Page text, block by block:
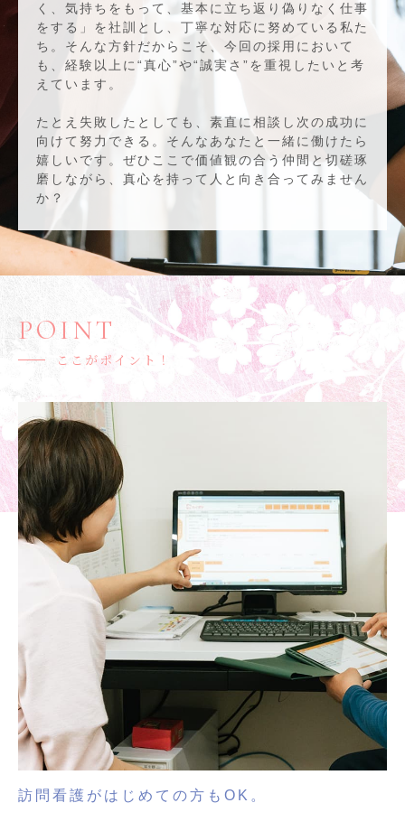
く、気持ちをもって、基本に立ち返り偽りなく仕事
をする」を社訓とし、丁寧な対応に努めている私た
ち。そんな方針だからこそ、今回の採用において
も、経験以上に“真心”や“誠実さ”を重視したいと考
えています。
たとえ失敗したとしても、素直に相談し次の成功に
向けて努力できる。そんなあなたと一緒に働けたら
嬉しいです。ぜひここで価値観の合う仲間と切磋琢
磨しながら、真心を持って人と向き合ってみません
か？
POINT
ここがポイント！
訪問看護がはじめての方もOK。